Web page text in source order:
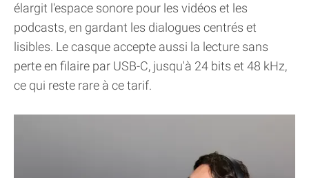
élargit l'espace sonore pour les vidéos et les
podcasts, en gardant les dialogues centrés et
lisibles. Le casque accepte aussi la lecture sans
perte en filaire par USB-C, jusqu'à 24 bits et 48 kHz,
ce qui reste rare à ce tarif.